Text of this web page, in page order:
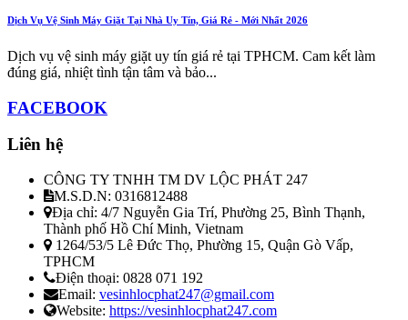
Dịch Vụ Vệ Sinh Máy Giặt Tại Nhà Uy Tín, Giá Rẻ - Mới Nhất 2026
Dịch vụ vệ sinh máy giặt uy tín giá rẻ tại TPHCM. Cam kết làm
đúng giá, nhiệt tình tận tâm và bảo...
FACEBOOK
Liên hệ
CÔNG TY TNHH TM DV LỘC PHÁT 247
M.S.D.N: 0316812488
Địa chỉ: 4/7 Nguyễn Gia Trí, Phường 25, Bình Thạnh,
Thành phố Hồ Chí Minh, Vietnam
1264/53/5 Lê Đức Thọ, Phường 15, Quận Gò Vấp,
TPHCM
Điện thoại: 0828 071 192
Email: vesinhlocphat247@gmail.com
Website: https://vesinhlocphat247.com